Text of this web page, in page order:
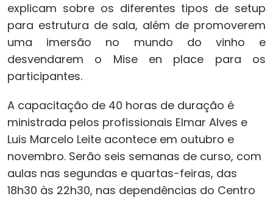
explicam sobre os diferentes tipos de setup
para estrutura de sala, além de promoverem
uma imersão no mundo do vinho e
desvendarem o Mise en place para os
participantes.
A capacitação de 40 horas de duração é
ministrada pelos profissionais Elmar Alves e
Luis Marcelo Leite acontece em outubro e
novembro. Serão seis semanas de curso, com
aulas nas segundas e quartas-feiras, das
18h30 às 22h30, nas dependências do Centro